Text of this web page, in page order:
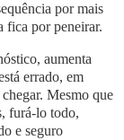
por mais
fica por peneirar.
aumenta
errado, em
Mesmo que
furá-lo todo,
e seguro